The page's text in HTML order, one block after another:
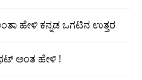
ಹೇಳಿ ಕನ್ನಡ ಒಗಟಿನ ಉತ್ತರ
ಅಂತ ಹೇಳಿ !